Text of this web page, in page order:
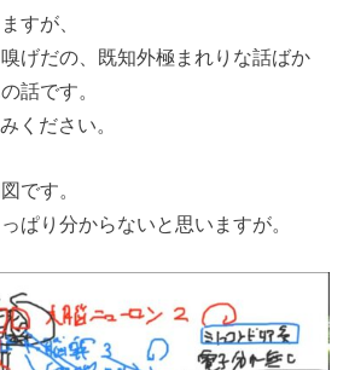
すが、
げだの、既知外極まれりな話ばか
話です。
ください。
です。
ぱり分からないと思いますが。